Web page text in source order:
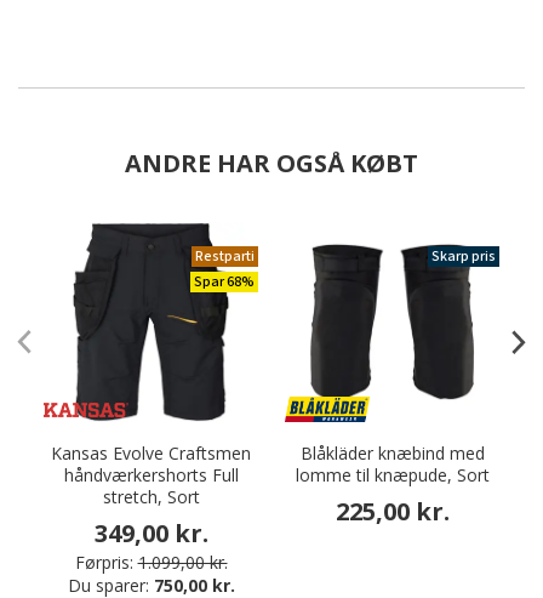
ANDRE HAR OGSÅ KØBT
Restparti
Spar 68%
Kansas Evolve Craftsmen
håndværkershorts Full
stretch, Sort
349,00 kr.
Førpris: 1.099,00 kr.
Du sparer: 750,00 kr.
Skarp pris
Blåkläder knæbind med
lomme til knæpude, Sort
225,00 kr.